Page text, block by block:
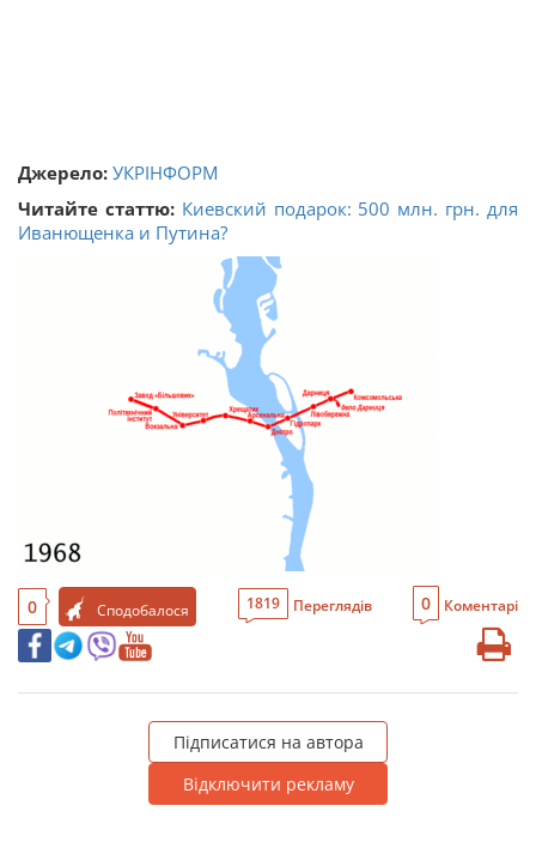
Джерело: УКРІНФОРМ
Читайте статтю: Киевский подарок: 500 млн. грн. для
Иванющенка и Путина?
0 Сподобалося 1819 Переглядів 0 Коментарі
Підписатися на автора
Відключити рекламу